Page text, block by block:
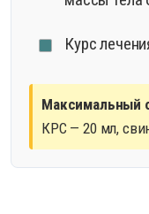
Курс
Максимальный
КРС — 20 мл,